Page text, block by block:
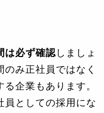
は必ず確認しましょ
み正社員ではなく
企業もあります。
員としての採用にな